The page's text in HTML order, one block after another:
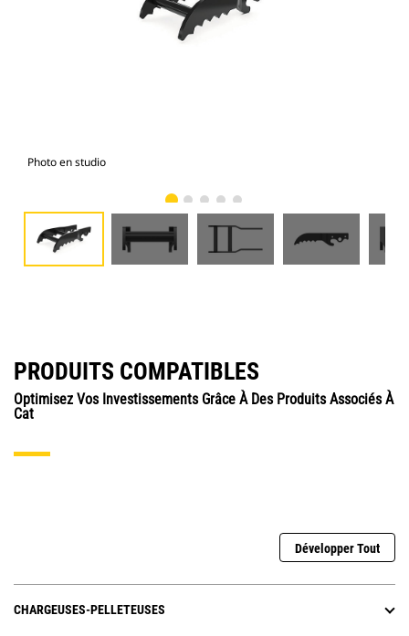
Photo en studio
PRODUITS COMPATIBLES
Optimisez Vos Investissements Grâce À Des Produits Associés À
Cat
Développer Tout
CHARGEUSES-PELLETEUSES